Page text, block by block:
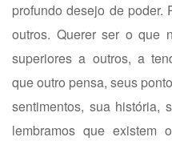
profundo desejo de poder.
outros. Querer ser o que
superiores a outros, a
que outro pensa, seus
sentimentos, sua história,
lembramos que existem